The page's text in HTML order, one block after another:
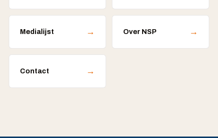
Medialijst → Over NSP →
Contact →